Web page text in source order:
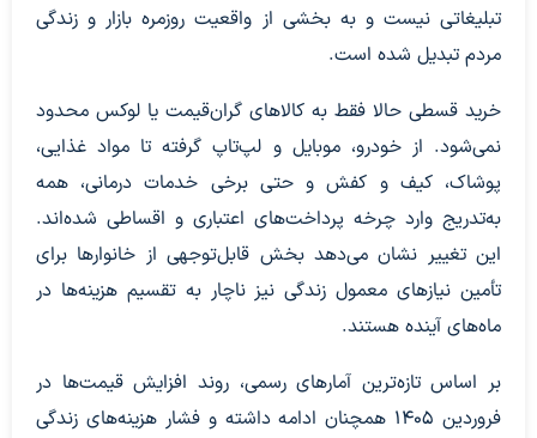
تبلیغاتی نیست و به بخشی از واقعیت روزمره بازار و زندگی
مردم تبدیل شده است.
خرید قسطی حالا فقط به کالاهای گران‌قیمت یا لوکس محدود
نمی‌شود. از خودرو، موبایل و لپ‌تاپ گرفته تا مواد غذایی،
پوشاک، کیف و کفش و حتی برخی خدمات درمانی، همه
به‌تدریج وارد چرخه پرداخت‌های اعتباری و اقساطی شده‌اند.
این تغییر نشان می‌دهد بخش قابل‌توجهی از خانوارها برای
تأمین نیازهای معمول زندگی نیز ناچار به تقسیم هزینه‌ها در
ماه‌های آینده هستند.
بر اساس تازه‌ترین آمارهای رسمی، روند افزایش قیمت‌ها در
فروردین ۱۴۰۵ همچنان ادامه داشته و فشار هزینه‌های زندگی